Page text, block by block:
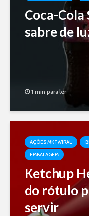
Coca-Cola
sabre de
1 min para ler
AÇÕES MKT/VIRAL
EMBALAGEM
Ketchup
do rótulo
servir